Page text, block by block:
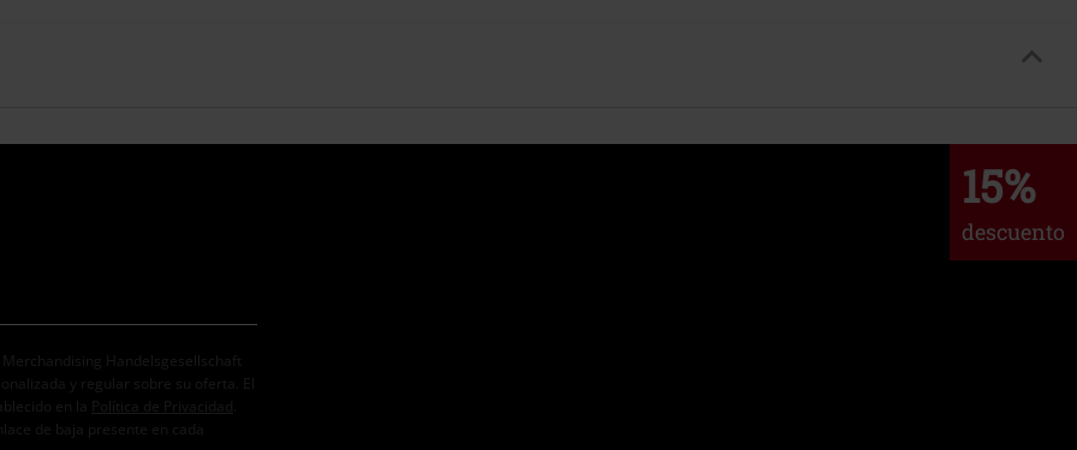
15%
descuento
Handelsgesellschaft
y regular sobre su oferta. El
en la
Política de Privacidad
de baja presente en cada